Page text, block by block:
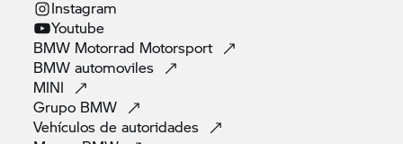
Instagram
Youtube
BMW Motorrad Motorsport
BMWautomoviles
MINI
Grupo BMW
Vehículos deautoridades